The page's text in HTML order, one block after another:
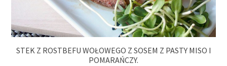
STEK Z ROSTBEFU WOŁOWEGO Z SOSEM Z PASTY MISO I
POMARAŃCZY.